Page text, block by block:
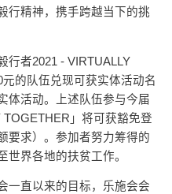
行精神，携手跨越当下的挑
行者2021 - VIRTUALLY
的队伍兑现可获实体活动名
体活动。上述队伍参与今届
TOGETHER」将可获豁免登
要求）。参加者努力筹得的
世界各地的扶贫工作。
一直以来的目标，乐施会会